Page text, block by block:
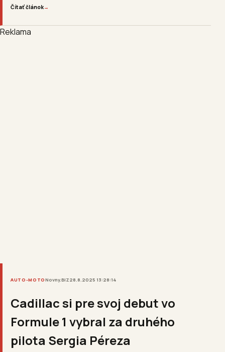
Čítať článok→
Reklama
AUTO-MOTONovny.BIZ28.8.2025 13:28:14
Cadillac si pre svoj debut vo
Formule 1 vybral za druhého
pilota Sergia Péreza